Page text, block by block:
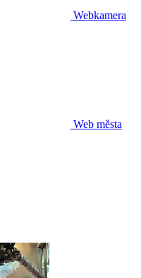
Webkamera
Web města